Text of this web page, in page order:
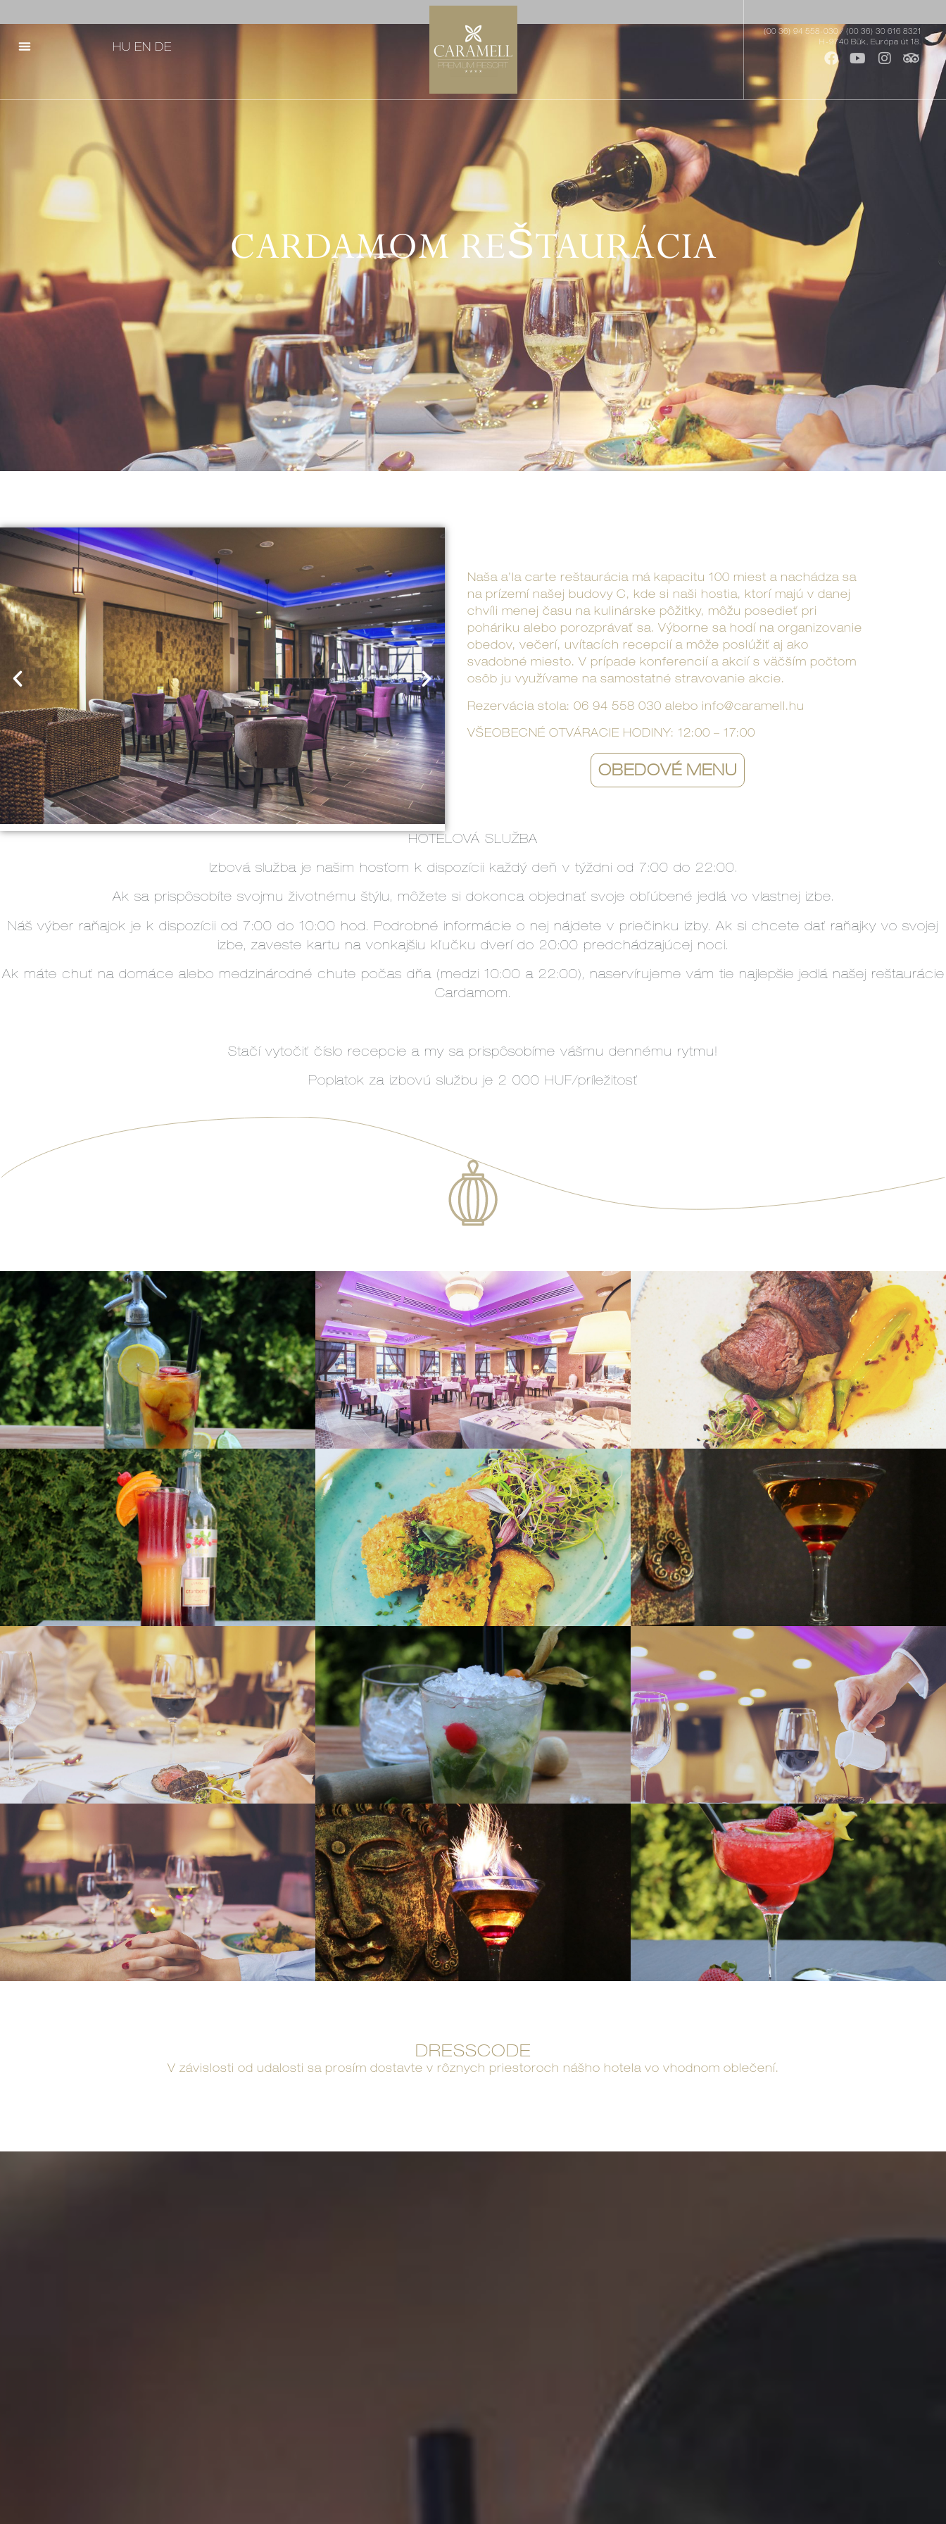
HU EN DE
(00 36) 94 558-030 / (00 36) 30 616 8321
H-9740 Bük, Európa út 18.
CARDAMOM REŠTAURÁCIA
Naša a’la carte reštaurácia má kapacitu 100 miest a nachádza sa
na prízemí našej budovy C, kde si naši hostia, ktorí majú v danej
chvíli menej času na kulinárske pôžitky, môžu posedieť pri
poháriku alebo porozprávať sa. Výborne sa hodí na organizovanie
obedov, večerí, uvítacích recepcií a môže poslúžiť aj ako
svadobné miesto. V prípade konferencií a akcií s väčším počtom
osôb ju využívame na samostatné stravovanie akcie.
Rezervácia stola: 06 94 558 030 alebo info@caramell.hu
VŠEOBECNÉ OTVÁRACIE HODINY: 12:00 – 17:00
OBEDOVÉ MENU
HOTELOVÁ SLUŽBA
Izbová služba je našim hosťom k dispozícii každý deň v týždni od 7:00 do 22:00.
Ak sa prispôsobíte svojmu životnému štýlu, môžete si dokonca objednať svoje obľúbené jedlá vo vlastnej izbe.
Náš výber raňajok je k dispozícii od 7:00 do 10:00 hod. Podrobné informácie o nej nájdete v priečinku izby. Ak si chcete dať raňajky vo svojej
izbe, zaveste kartu na vonkajšiu kľučku dverí do 20:00 predchádzajúcej noci.
Ak máte chuť na domáce alebo medzinárodné chute počas dňa (medzi 10:00 a 22:00), naservírujeme vám tie najlepšie jedlá našej reštaurácie
Cardamom.
Stačí vytočiť číslo recepcie a my sa prispôsobíme vášmu dennému rytmu!
Poplatok za izbovú službu je 2 000 HUF/príležitosť
DRESSCODE
V závislosti od udalosti sa prosím dostavte v rôznych priestoroch nášho hotela vo vhodnom oblečení.